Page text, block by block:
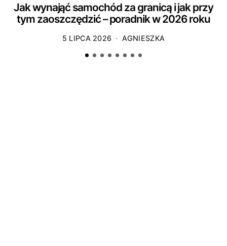
Jak wynająć samochód za granicą i jak przy
tym zaoszczędzić – poradnik w 2026 roku
5 LIPCA 2026 AGNIESZKA